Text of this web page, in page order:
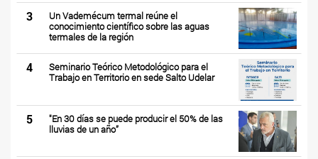
3
Un Vademécum termal reúne el
conocimiento científico sobre las aguas
termales de la región
4
Seminario Teórico Metodológico para el
Trabajo en Territorio en sede Salto Udelar
5
"En 30 días se puede producir el 50% de las
lluvias de un año”